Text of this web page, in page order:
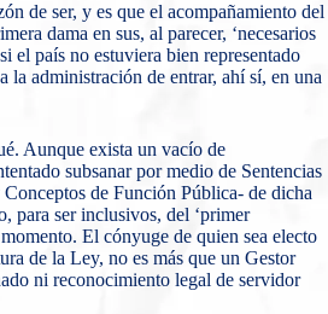
de ser, y es que el acompañamiento del
dama en sus, al parecer, ‘necesarios
el país no estuviera bien representado
la administración de entrar, ahí sí, en una
Aunque exista un vacío de
subsanar por medio de Sentencias
de Función Pública- de dicha
para ser inclusivos, del ‘primer
El cónyuge de quien sea electo
de la Ley, no es más que un Gestor
ni reconocimiento legal de servidor